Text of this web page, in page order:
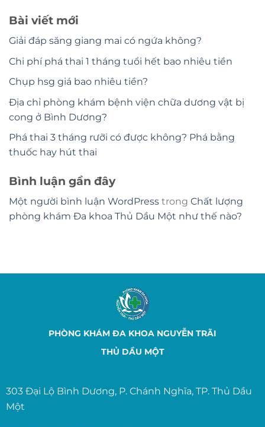
Bài viết mới
Giải đáp săng giang mai có ngứa không?
Chi phí phá thai 1 tháng tuổi hết bao nhiêu tiền
Chụp hsg giá bao nhiêu tiền?
Địa chỉ phòng khám bệnh viện chữa dương vật bị
cong ở Bình Dương?
Phá thai 3 tháng rưỡi có được không? Phá bằng
thuốc hay hút thai
Bình luận gần đây
Một người bình luận WordPress trong Chất lượng
phòng khám Đa khoa Thủ Dầu Một như thế nào?
PHÒNG KHÁM ĐA KHOA NGUYỄN TRÃI
THỦ DẦU MỘT
303 Đại Lộ Bình Dương, P. Chánh Nghĩa, TP. Thủ Dầu
Một